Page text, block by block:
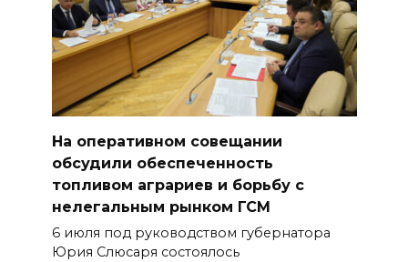
На оперативном совещании
обсудили обеспеченность
топливом аграриев и борьбу с
нелегальным рынком ГСМ
6 июля под руководством губернатора
Юрия Слюсаря состоялось